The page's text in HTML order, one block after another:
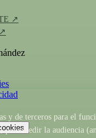
↗
y de terceros para el
para medir la audiencia